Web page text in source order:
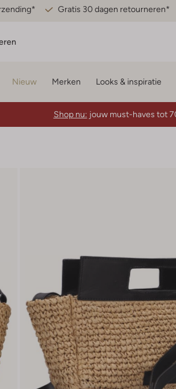
Gratis 30 dagen retourneren*
Nieuw Merken Looks & inspiratie
Shop nu: jouw must-haves tot